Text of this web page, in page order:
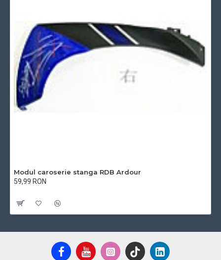
Modul caroserie stanga RDB Ardour
59,99 RON